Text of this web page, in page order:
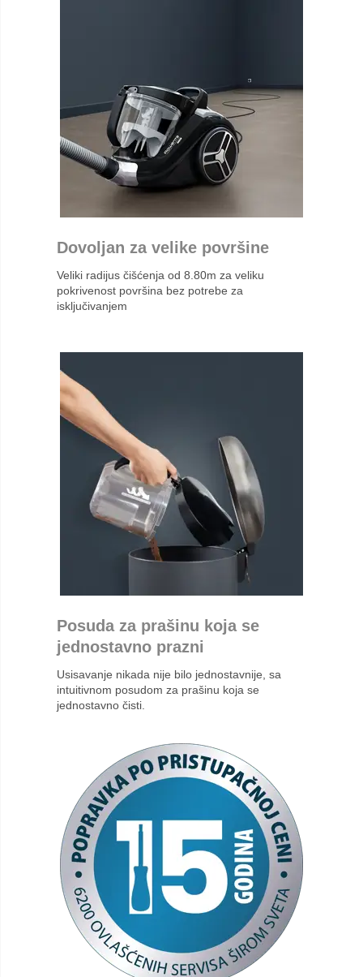
Dovoljan za velike površine
Veliki radijus čišćenja od 8.80m za veliku
pokrivenost površina bez potrebe za
isključivanjem
Posuda za prašinu koja se
jednostavno prazni
Usisavanje nikada nije bilo jednostavnije, sa
intuitivnom posudom za prašinu koja se
jednostavno čisti.